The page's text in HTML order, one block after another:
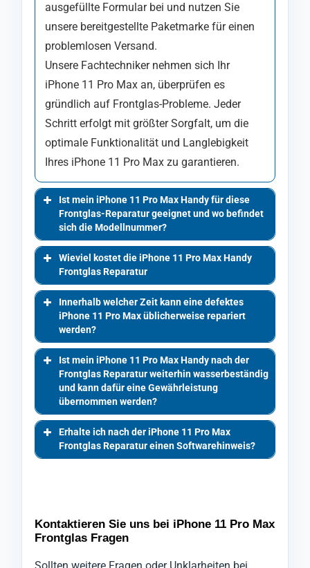
ausgefüllte Formular bei und nutzen Sie
unsere bereitgestellte Paketmarke für einen
problemlosen Versand.
Unsere Fachtechniker nehmen sich Ihr
iPhone 11 Pro Max an, überprüfen es
gründlich auf Frontglas-Probleme. Jeder
Schritt erfolgt mit größter Sorgfalt, um die
optimale Funktionalität und Langlebigkeit
Ihres iPhone 11 Pro Max zu garantieren.
Ist mein iPhone 11 Pro Max Handy für diese
Frontglas-Reparatur geeignet und wo befindet
sich die Modellnummer?
Wieviel kostet die iPhone 11 Pro Max Handy
Frontglas Reparatur
Innerhalb welcher Zeit kann eine defektes
iPhone 11 Pro Max üblicherweise repariert
werden?
Ist mein iPhone 11 Pro Max Handy nach der
Frontglas Reparatur weiterhin wasserbeständig
und kann dafür eine Gewährleistung
übernommen werden?
Erhalte ich nach der iPhone 11 Pro Max
Frontglas Reparatur einen Softwarehinweis?
Kontaktieren Sie uns bei iPhone 11 Pro Max
Frontglas Fragen